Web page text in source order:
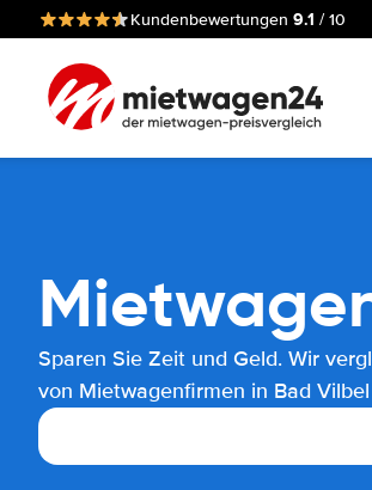
Kundenbewertungen 9.1 / 10
Sparen Sie Zeit und Geld. Wir
von Mietwagenfirmen in Bad